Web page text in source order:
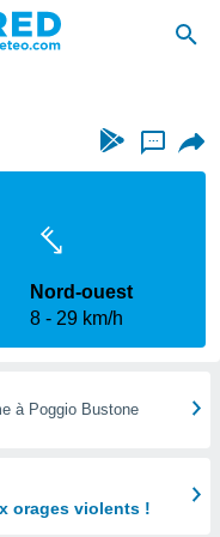
...
Nord-ouest
8
29 km/h
à Poggio Bustone
orages violents !